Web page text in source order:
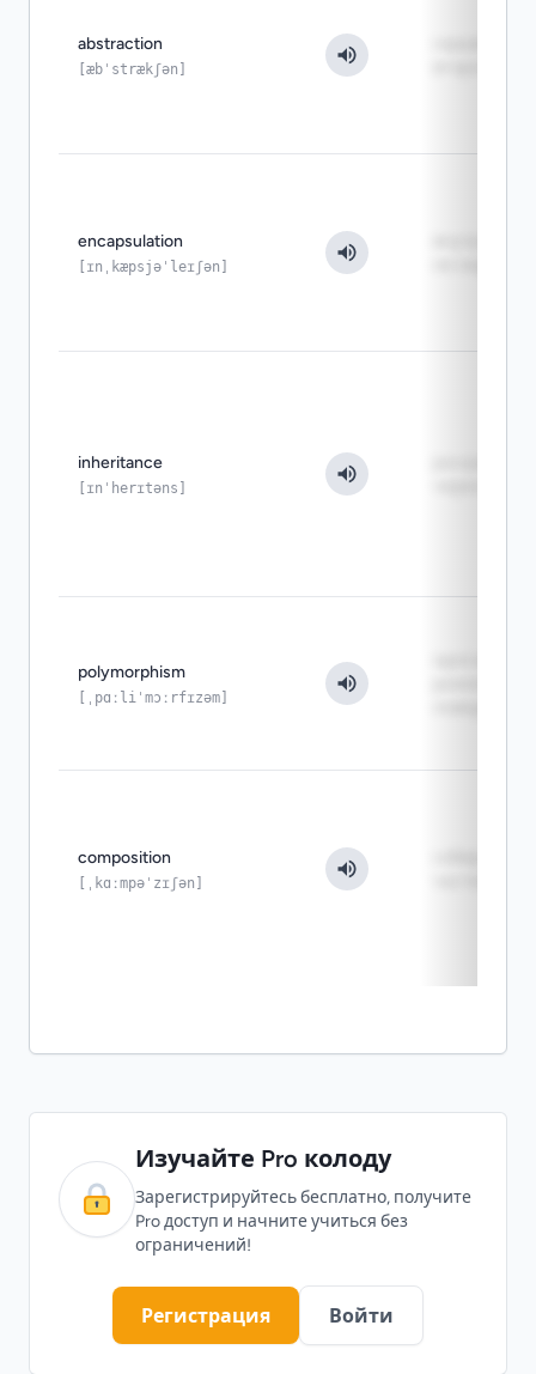
abstraction
[æbˈstrækʃən]
encapsulation
[ɪnˌkæpsjəˈleɪʃən]
inheritance
[ɪnˈherɪtəns]
polymorphism
[ˌpɑːliˈmɔːrfɪzəm]
composition
[ˌkɑːmpəˈzɪʃən]
Изучайте Pro колоду
Зарегистрируйтесь бесплатно, получите
Pro доступ и начните учиться без
ограничений!
Регистрация Войти